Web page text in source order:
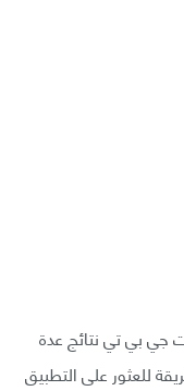
جي بي تي نتائج عدة
للعثور على التطبيق